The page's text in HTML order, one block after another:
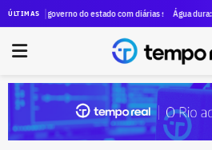
ÚLTIMASna fiscalização de voos panorâmicos na cidade;
do estado com diárias supera R$ 84 milhões
Água dura: Cedae cita